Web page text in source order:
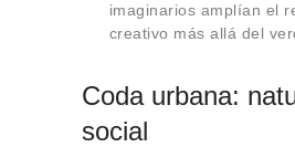
imaginarios amplían el
creativo más allá del
Coda urbana:
social